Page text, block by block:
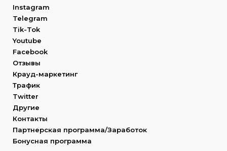
Instagram
Telegram
Tik-Tok
Youtube
Facebook
Отзывы
Крауд-маркетинг
Трафик
Twitter
Другие
Контакты
Партнерская программа/Заработок
Бонусная программа